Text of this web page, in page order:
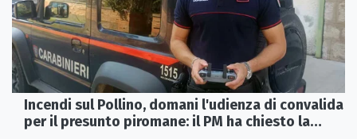
Incendi sul Pollino, domani l'udienza di convalida
per il presunto piromane: il PM ha chiesto la